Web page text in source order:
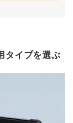
タイプを選ぶ